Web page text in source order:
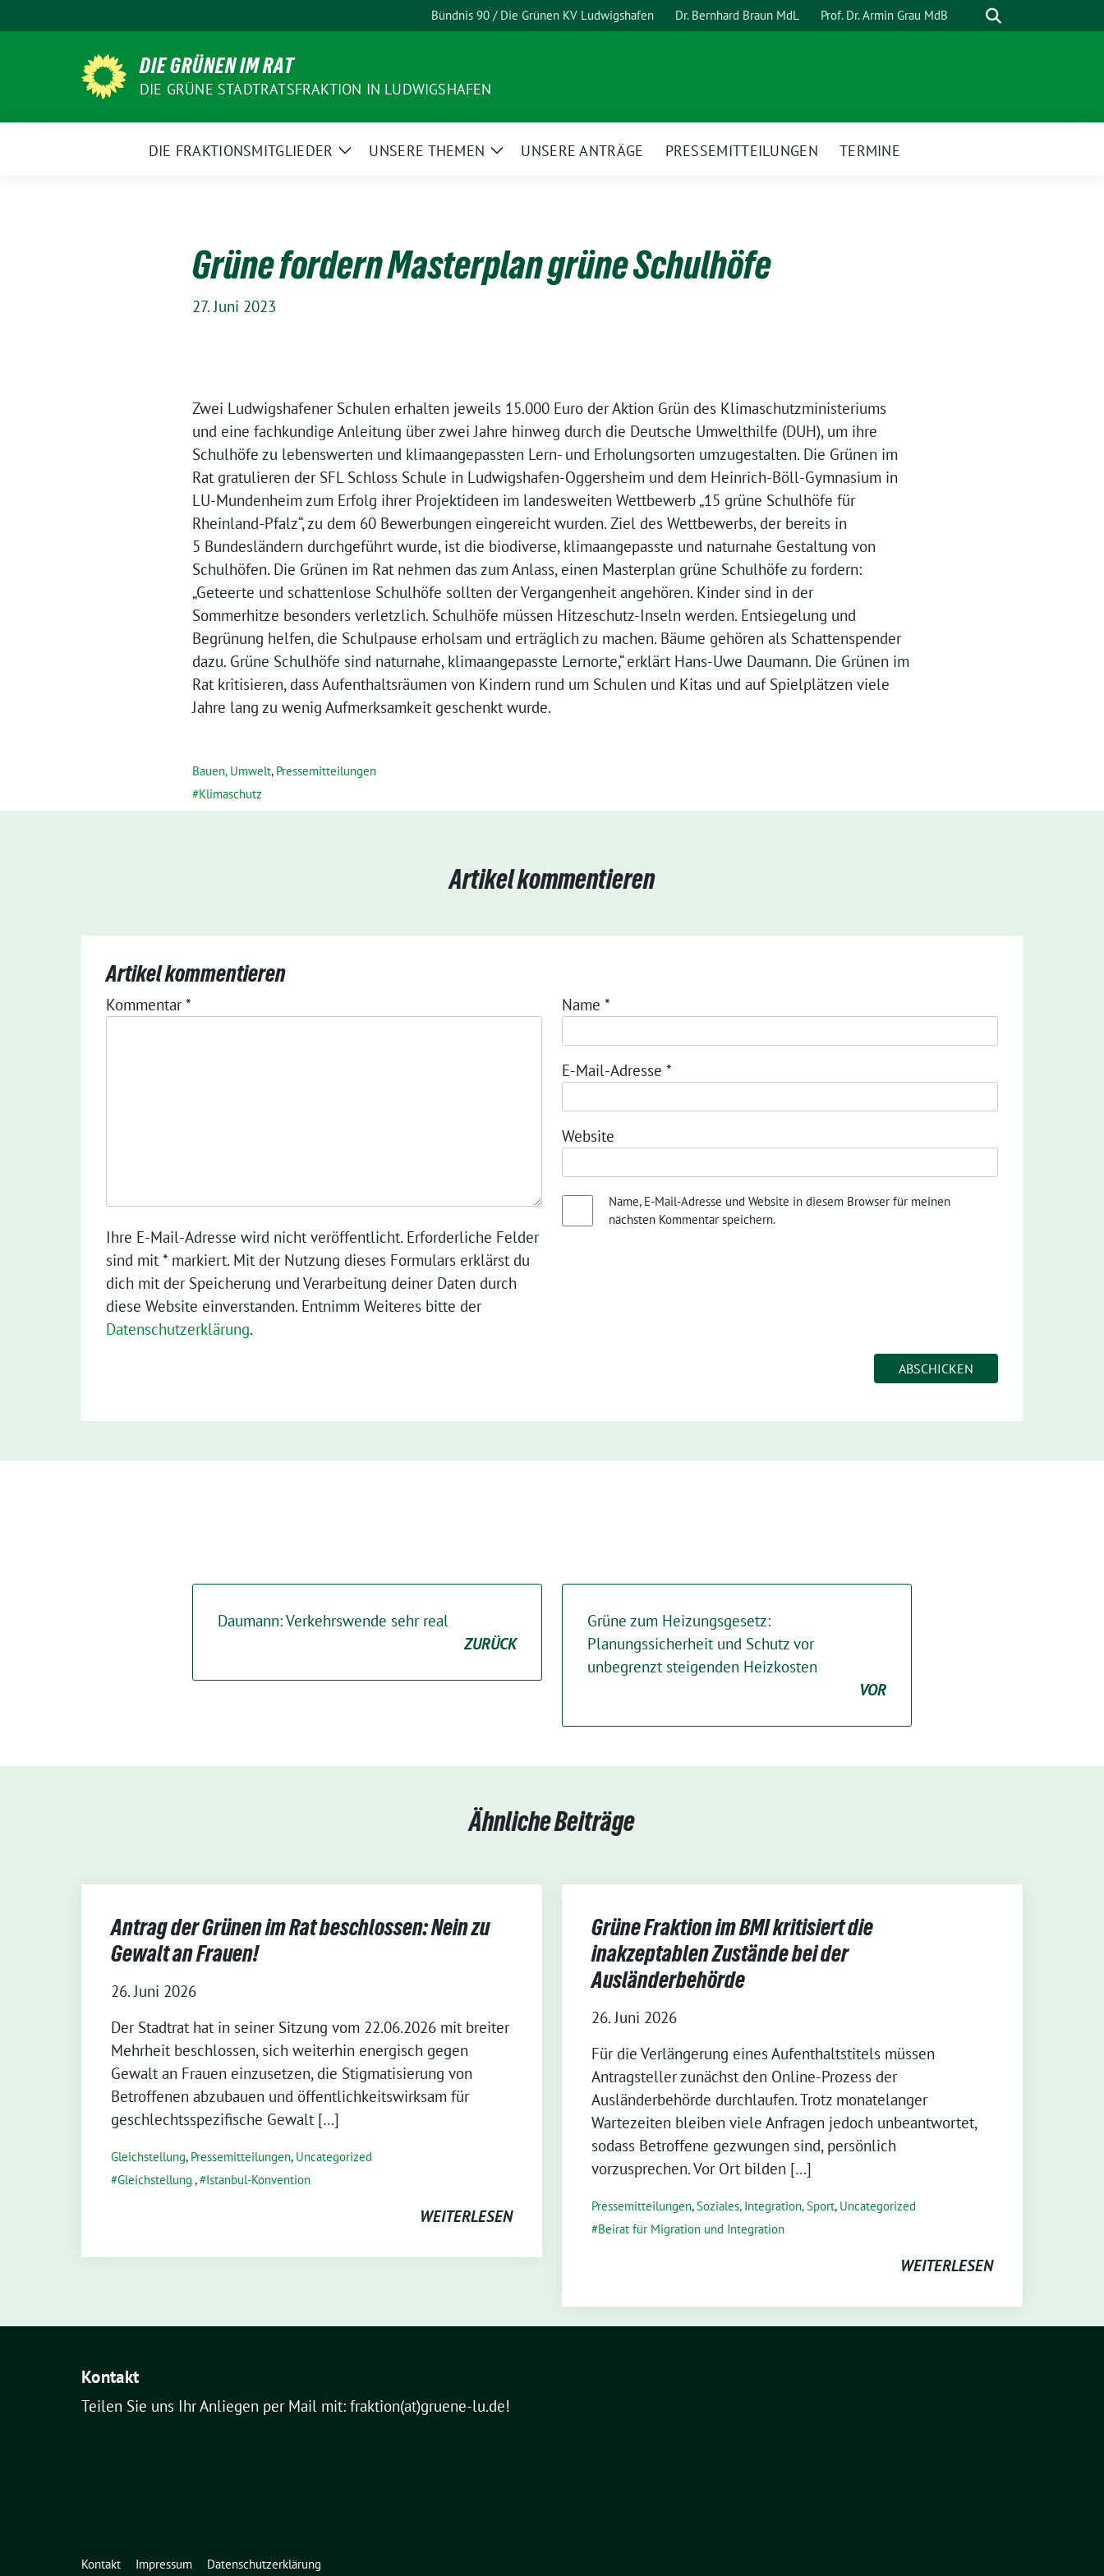
zum
Bündnis 90 / Die Grünen KV Ludwigshafen Dr. Bernhard Braun MdL Prof. Dr. Armin Grau MdB Suche
DIE GRÜNEN IM RAT
DIE GRÜNE STADTRATSFRAKTION IN LUDWIGSHAFEN
DIE FRAKTIONSMITGLIEDER
ZeigeUNSERE THEMEN
ZeigeUNSERE ANTRÄGE PRESSEMITTEILUNGEN TERMINE
Grüne fordern Masterplan grüne Schulhöfe
27. Juni 2023
Zwei Ludwigshafener Schulen erhalten jeweils 15.000 Euro der Aktion Grün des Klimaschutzministeriums
und eine fachkundige Anleitung über zwei Jahre hinweg durch die Deutsche Umwelthilfe (DUH), um ihre
Schulhöfe zu lebenswerten und klimaangepassten Lern- und Erholungsorten umzugestalten. Die Grünen im
Rat gratulieren der SFL Schloss Schule in Ludwigshafen-Oggersheim und dem Heinrich-Böll-Gymnasium in
LU-Mundenheim zum Erfolg ihrer Projektideen im landesweiten Wettbewerb „15 grüne Schulhöfe für
Rheinland-Pfalz“, zu dem 60 Bewerbungen eingereicht wurden. Ziel des Wettbewerbs, der bereits in
5 Bundesländern durchgeführt wurde, ist die biodiverse, klimaangepasste und naturnahe Gestaltung von
Schulhöfen. Die Grünen im Rat nehmen das zum Anlass, einen Masterplan grüne Schulhöfe zu fordern:
„Geteerte und schattenlose Schulhöfe sollten der Vergangenheit angehören. Kinder sind in der
Sommerhitze besonders verletzlich. Schulhöfe müssen Hitzeschutz-Inseln werden. Entsiegelung und
Begrünung helfen, die Schulpause erholsam und erträglich zu machen. Bäume gehören als Schattenspender
dazu. Grüne Schulhöfe sind naturnahe, klimaangepasste Lernorte,“ erklärt Hans-Uwe Daumann. Die Grünen im
Rat kritisieren, dass Aufenthaltsräumen von Kindern rund um Schulen und Kitas und auf Spielplätzen viele
Jahre lang zu wenig Aufmerksamkeit geschenkt wurde.
Bauen, Umwelt, Pressemitteilungen
Klimaschutz
Artikel kommentieren
Artikel kommentieren
Kommentar*
Ihre E-Mail-Adresse wird nicht veröffentlicht. Erforderliche Felder
sind mit * markiert. Mit der Nutzung dieses Formulars erklärst du
dich mit der Speicherung und Verarbeitung deiner Daten durch
diese Website einverstanden. Entnimm Weiteres bitte der
Datenschutzerklärung.
Name *
E-Mail-Adresse *
Website
Name, E-Mail-Adresse und Website in diesem Browser für meinen
nächsten Kommentar speichern.
Daumann: Verkehrswende sehr real
ZURÜCK
Grüne zum Heizungsgesetz:
Planungssicherheit und Schutz vor
unbegrenzt steigenden Heizkosten
VOR
Ähnliche Beiträge
Antrag der Grünen im Rat beschlossen: Nein zu
Gewalt an Frauen!
26. Juni 2026
Der Stadtrat hat in seiner Sitzung vom 22.06.2026 mit breiter
Mehrheit beschlossen, sich weiterhin energisch gegen
Gewalt an Frauen einzusetzen, die Stigmatisierung von
Betroffenen abzubauen und öffentlichkeitswirksam für
geschlechtsspezifische Gewalt […]
Gleichstellung, Pressemitteilungen, Uncategorized
Gleichstellung , Istanbul-Konvention
WEITERLESEN
Grüne Fraktion im BMI kritisiert die
inakzeptablen Zustände bei der
Ausländerbehörde
26. Juni 2026
Für die Verlängerung eines Aufenthaltstitels müssen
Antragsteller zunächst den Online-Prozess der
Ausländerbehörde durchlaufen. Trotz monatelanger
Wartezeiten bleiben viele Anfragen jedoch unbeantwortet,
sodass Betroffene gezwungen sind, persönlich
vorzusprechen. Vor Ort bilden […]
Pressemitteilungen,Soziales, Integration, Sport, Uncategorized
Beirat für Migration und Integration
WEITERLESEN
Kontakt
Teilen Sie uns Ihr Anliegen per Mail mit: fraktion(at)gruene-lu.de!
Kontakt Impressum Datenschutzerklärung